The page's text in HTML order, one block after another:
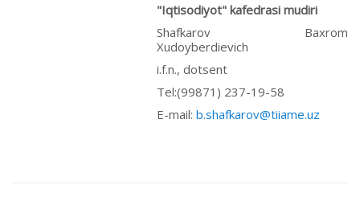
"Iqtisodiyot" kafedrаsi mudiri
Shafkarov Baxrom
Xudoyberdievich
i.f.n., dotsent
Tel:(99871) 237-19-58
E-mail: b.shafkarov@tiiame.uz